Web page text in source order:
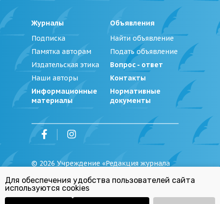
Журналы
Подписка
Памятка авторам
Издательская этика
Наши авторы
Информационные
материалы
Объявления
Найти объявление
Подать объявление
Вопрос - ответ
Контакты
Нормативные
документы
© 2026 Учреждение «Редакция журнала
Политика обработки персональных
данных
Республиканский список экстремистских
материалов
Для обеспечения удобства пользователей сайта
используются cookies